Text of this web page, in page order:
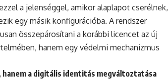
a jelenséggel, amikor alaplapot cserélnek,
egy másik konfigurációba. A rendszer
összepárosítani a korábbi licencet az új
hanem egy védelmi mechanizmus
a digitális identitás megváltoztatása